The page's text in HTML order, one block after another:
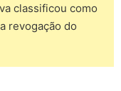
classificou como
revogação do